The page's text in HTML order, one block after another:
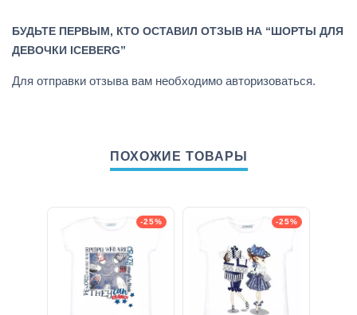
БУДЬТЕ ПЕРВЫМ, КТО ОСТАВИЛ ОТЗЫВ НА “ШОРТЫ ДЛЯ
ДЕВОЧКИ ICEBERG”
Для отправки отзыва вам необходимо авторизоваться.
ПОХОЖИЕ ТОВАРЫ
-25% -25%